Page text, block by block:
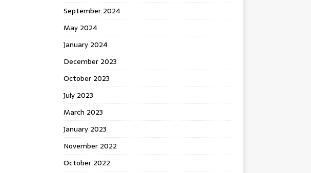
September 2024
May 2024
January 2024
December 2023
October 2023
July 2023
March 2023
January 2023
November 2022
October 2022